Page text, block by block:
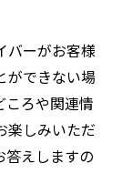
バーがお客様
ができない場
ころや関連情
楽しみいただ
答えしますの